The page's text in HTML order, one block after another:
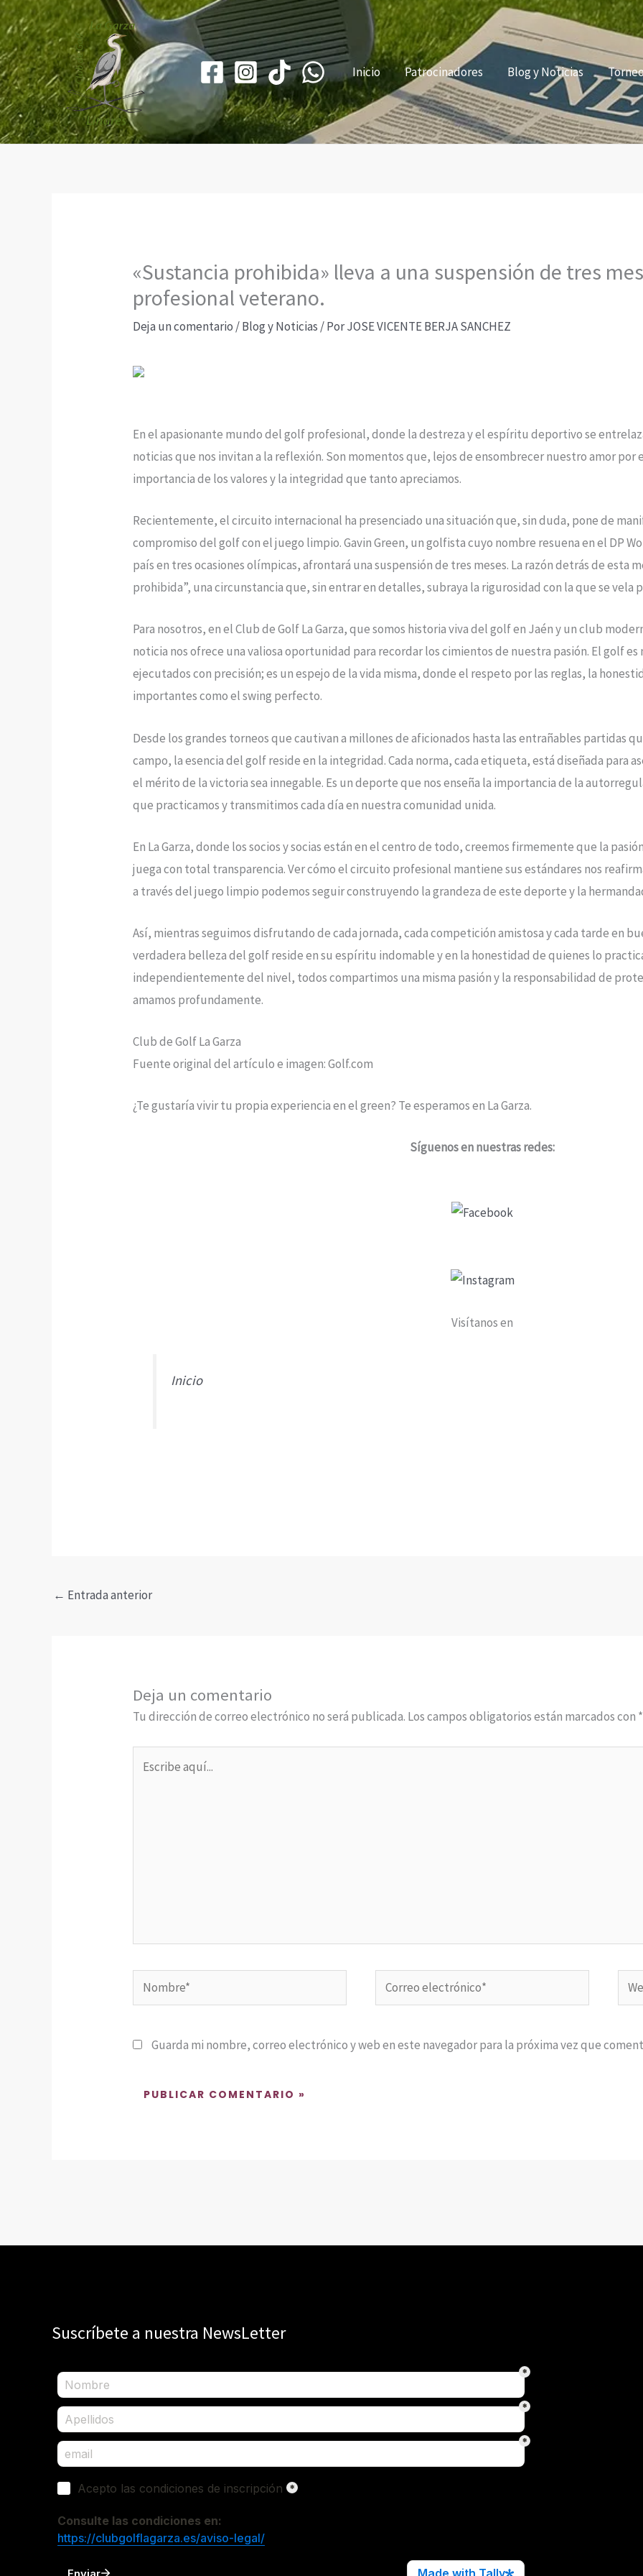
Ir
al
contenido
Inicio
Patrocinadores Blog y Noticias
«Sustancia prohibida» lleva a una suspensión de tres
profesional veterano.
Deja un comentario /Blog y Noticias / PorJOSE VICENTE BERJA SANCHEZ
En el apasionante mundo del golf profesional, donde la destreza y el espíritu deportivo se
noticias que nos invitan a la reflexión. Son momentos que, lejos de ensombrecer nuestro amor
importancia de los valores y la integridad que tanto apreciamos.
Recientemente, el circuito internacional ha presenciado una situación que, sin duda, pone de
compromiso del golf con el juego limpio. Gavin Green, un golfista cuyo nombre resuena en el DP
país en tres ocasiones olímpicas, afrontará una suspensión de tres meses. La razón detrás de esta
prohibida”, una circunstancia que, sin entrar en detalles, subraya la rigurosidad con la que se vela
Para nosotros, en el Club de Golf La Garza, que somos historia viva del golf en Jaén y un club
noticia nos ofrece una valiosa oportunidad para recordar los cimientos de nuestra pasión. El golf
ejecutados con precisión; es un espejo de la vida misma, donde el respeto por las reglas, la
importantes como el swing perfecto.
Desde los grandes torneos que cautivan a millones de aficionados hasta las entrañables partidas
campo, la esencia del golf reside en la integridad. Cada norma, cada etiqueta, está diseñada para
el mérito de la victoria sea innegable. Es un deporte que nos enseña la importancia de la
que practicamos y transmitimos cada día en nuestra comunidad unida.
En La Garza, donde los socios y socias están en el centro de todo, creemos firmemente que la
juega con total transparencia. Ver cómo el circuito profesional mantiene sus estándares nos
a través del juego limpio podemos seguir construyendo la grandeza de este deporte y la
Así, mientras seguimos disfrutando de cada jornada, cada competición amistosa y cada tarde en
verdadera belleza del golf reside en su espíritu indomable y en la honestidad de quienes lo
independientemente del nivel, todos compartimos una misma pasión y la responsabilidad de
amamos profundamente.
Club de Golf La Garza
Fuente original del artículo e imagen: Golf.com
¿Te gustaría vivir tu propia experiencia en el green? Te esperamos en La Garza.
Síguenos en nuestras redes:
Visítanos en
Inicio
← Entrada anterior
Deja un comentario
Tu dirección de correo electrónico no será publicada. Los campos obligatorios están marcados con *
Nombre*
Correo
electrónico*
Web
Guarda mi nombre, correo electrónico y web en este navegador para la próxima vez que
Suscríbete a nuestra NewsLetter